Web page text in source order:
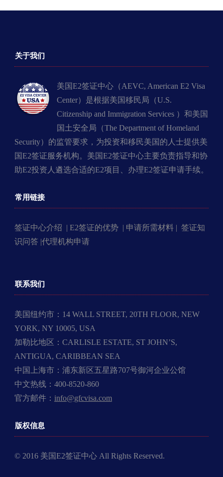
关于我们
美国E2签证中心（AEVC, American E2 Visa
Center）是根据美国移民局（U.S.
Citizenship and Immigration Services ）和美国
国土安全局（The Department of Homeland
Security）的监管要求，为投资和移民美国的人士提供美
国E2签证服务机构。美国E2签证中心主要负责指导和协
助E2投资人遴选合适的E2项目、办理E2签证申请手续。
常用链接
签证中心介绍 | E2签证的优势 | 申请所需材料 | 签证知
识问答 |代理机构申请
联系我们
美国纽约市：14 WALL STREET, 20TH FLOOR, NEW
YORK, NY 10005, USA
加勒比地区：CARLISLE ESTATE, ST JOHN’S,
ANTIGUA, CARIBBEAN SEA
中国上海市：浦东新区五星路707号御河企业公馆
中文热线：400-8520-860
官方邮件： info@gfcvisa.com
版权信息
© 2016 美国E2签证中心 All Rights Reserved.